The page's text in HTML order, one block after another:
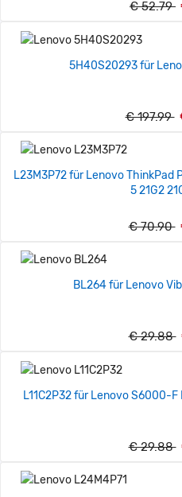
€ 52.79
5H40S20293 für
€ 197.99
L23M3P72 für Lenovo ThinkPad
5 21G2
€ 70.90
BL264 für Lenovo
€ 29.88
L11C2P32 für Lenovo S6000-
€ 29.88